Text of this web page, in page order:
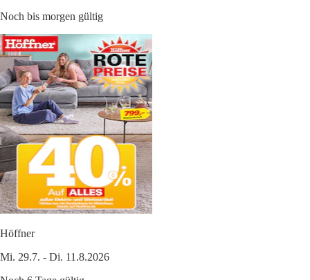
Noch bis morgen gültig
Höffner
Mi. 29.7. - Di. 11.8.2026